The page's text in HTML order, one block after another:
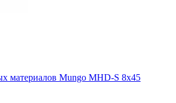
материалов Mungo MHD-S 8х45